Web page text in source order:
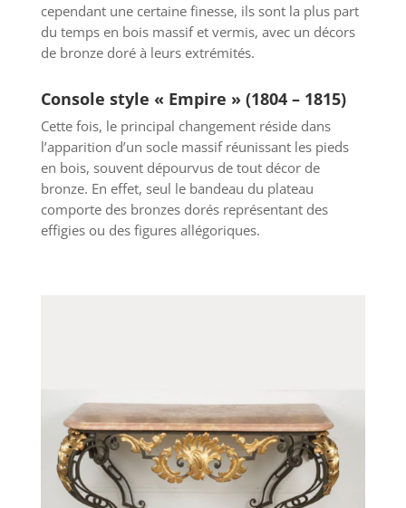
cependant une certaine finesse, ils sont la plus part
du temps en bois massif et vermis, avec un décors
de bronze doré à leurs extrémités.
Console style « Empire » (1804 – 1815)
Cette fois, le principal changement réside dans
l’apparition d’un socle massif réunissant les pieds
en bois, souvent dépourvus de tout décor de
bronze. En effet, seul le bandeau du plateau
comporte des bronzes dorés représentant des
effigies ou des figures allégoriques.